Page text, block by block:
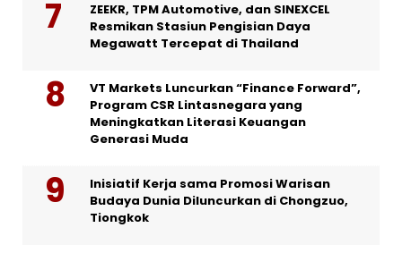
ZEEKR, TPM Automotive, dan SINEXCEL
Resmikan Stasiun Pengisian Daya
Megawatt Tercepat di Thailand
VT Markets Luncurkan “Finance Forward”,
Program CSR Lintasnegara yang
Meningkatkan Literasi Keuangan
Generasi Muda
Inisiatif Kerja sama Promosi Warisan
Budaya Dunia Diluncurkan di Chongzuo,
Tiongkok